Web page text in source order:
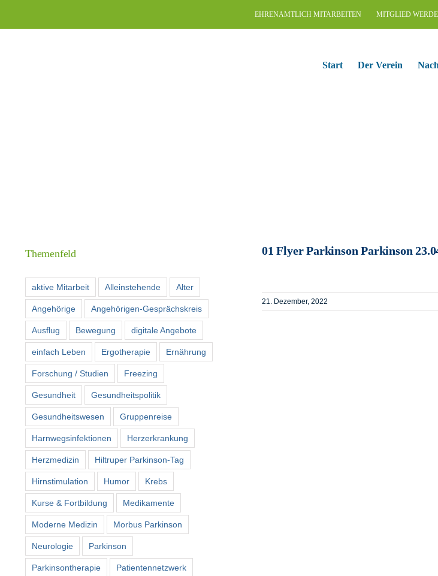
EHRENAMTLICH MITARBEITEN MITGLIED
Start Der Verein
01 Flyer Parkinson Parkinson
21. Dezember, 2022
Themenfeld
aktive Mitarbeit Alleinstehende Alter
Angehörige Angehörigen-Gesprächskreis
Ausflug Bewegung digitale Angebote
einfach Leben Ergotherapie Ernährung
Forschung / Studien Freezing
Gesundheit Gesundheitspolitik
Gesundheitswesen Gruppenreise
Harnwegsinfektionen Herzerkrankung
Herzmedizin Hiltruper Parkinson-Tag
Hirnstimulation Humor Krebs
Kurse & Fortbildung Medikamente
Moderne Medizin Morbus Parkinson
Neurologie Parkinson
Parkinsontherapie Patientennetzwerk